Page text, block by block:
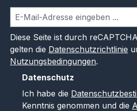
Diese Seite ist durch
gelten die Datenschutzrichtlinie
Nutzungsbedingungen.
Datenschutz
Ich habe die
Kenntnis genommen und die